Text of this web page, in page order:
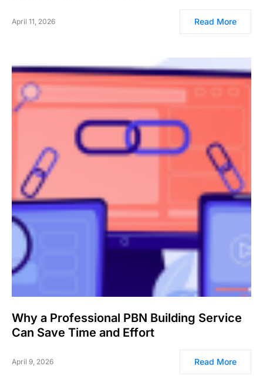
April 11, 2026 Read More
Why a Professional PBN Building Service
Can Save Time and Effort
April 9, 2026 Read More